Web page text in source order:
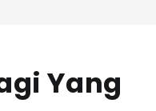
Yang